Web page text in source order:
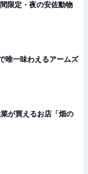
限定・夜の安佐動物
唯一味わえるアームズ
が買えるお店「畑の